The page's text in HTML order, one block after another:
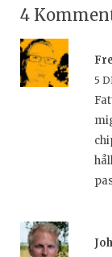
4
5